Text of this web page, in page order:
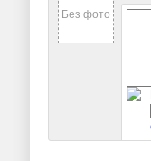
Без фото